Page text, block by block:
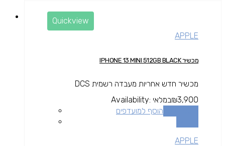
Quickview
APPLE
מכשיר IPHONE 13 MINI 512GB BLACK
מכשיר חדש אחריות מעבדה רשמית DCS
₪3,900
Availability: במלאי
הוסף למועדפים
APPLE